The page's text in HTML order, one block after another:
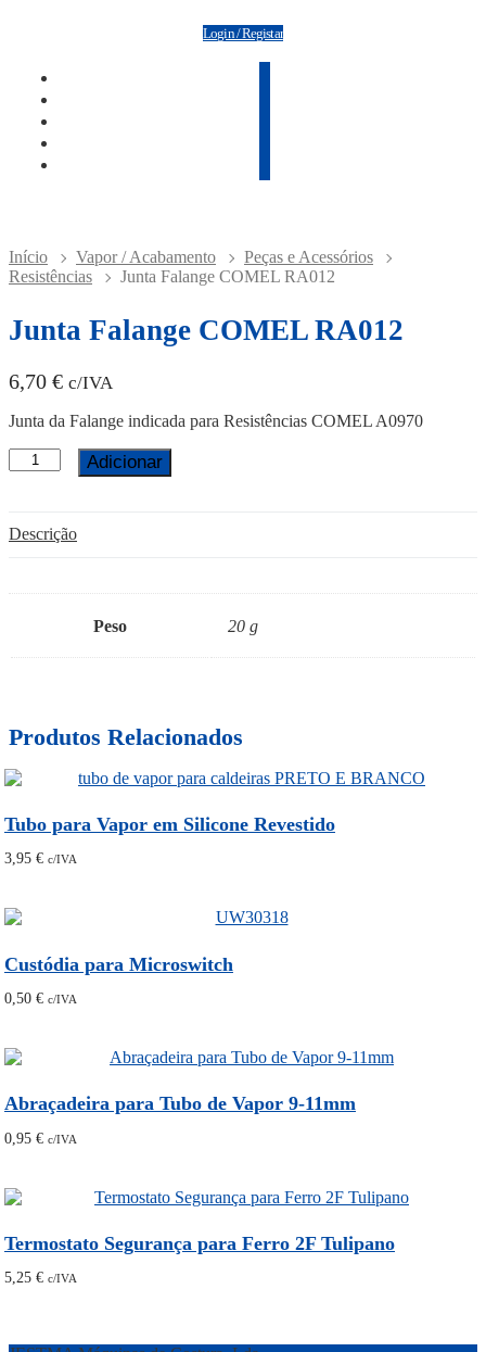
Login / Registar
Início Vapor / Acabamento
Peças e Acessórios
Resistências
Junta Falange COMEL RA012
Junta Falange COMEL RA012
6,70 € c/IVA
Junta da Falange indicada para Resistências COMEL A0970
Quantidade
de
COMEL
Adicionar
Descrição
Peso 20 g
Produtos Relacionados
Tubo para Vapor em Silicone Revestido
3,95 € c/IVA
Custódia para Microswitch
0,50 € c/IVA
Abraçadeira para Tubo de Vapor 9-11mm
0,95 € c/IVA
Termostato Segurança para Ferro 2F Tulipano
5,25 € c/IVA